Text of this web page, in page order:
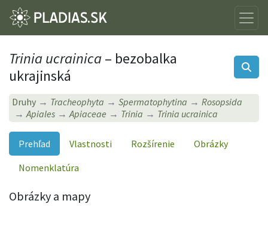
Trinia ucrainica– bezobalka
ukrajinská
Druhy Tracheophyta Spermatophytina
Rosopsida
Apiales
Apiaceae Trinia Trinia ucrainica
Prehľad Vlastnosti Rozšírenie
Obrázky
Nomenklatúra
Obrázky a mapy